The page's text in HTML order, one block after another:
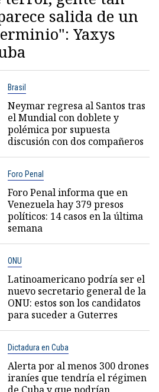
salida de un
Yaxys
Brasil
Neymar regresa al Santos tras
el Mundial con doblete y
polémica por supuesta
discusión con dos compañeros
Foro Penal
Foro Penal informa que en
Venezuela hay 379 presos
políticos: 14 casos en la última
semana
ONU
Latinoamericano podría ser el
nuevo secretario general de la
ONU: estos son los candidatos
para suceder a Guterres
Dictadura en Cuba
Alerta por al menos 300 drones
iraníes que tendría el régimen